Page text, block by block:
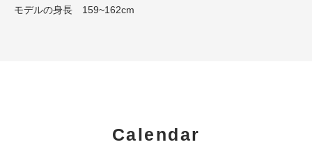
モデルの身長 159~162cm
Calendar